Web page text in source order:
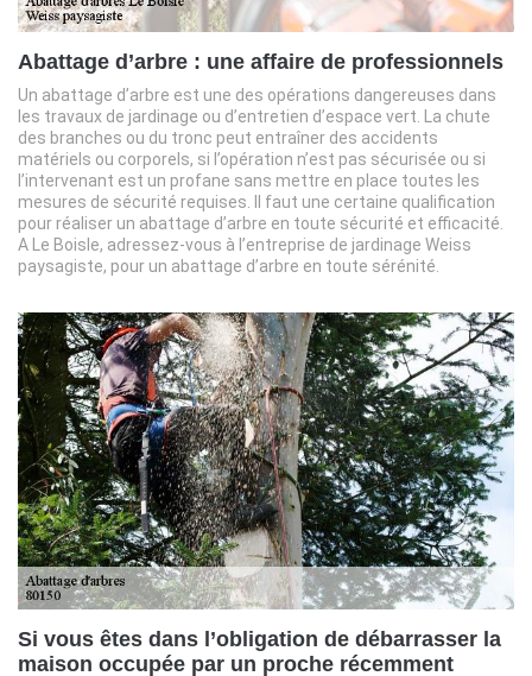
Abattage d’arbre : une affaire de professionnels
Un abattage d’arbre est une des opérations dangereuses dans
les travaux de jardinage ou d’entretien d’espace vert. La chute
des branches ou du tronc peut entraîner des accidents
matériels ou corporels, si l’opération n’est pas sécurisée ou si
l’intervenant est un profane sans mettre en place toutes les
mesures de sécurité requises. Il faut une certaine qualification
pour réaliser un abattage d’arbre en toute sécurité et efficacité.
A Le Boisle, adressez-vous à l’entreprise de jardinage Weiss
paysagiste, pour un abattage d’arbre en toute sérénité.
Si vous êtes dans l’obligation de débarrasser la
maison occupée par un proche récemment